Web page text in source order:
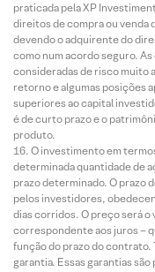
praticada pela XP
direitos de compra ou venda
devendo o adquirente do
como num acordo seguro.
consideradas de risco muito
retorno e algumas posições
superiores ao capital
é de curto prazo e o
produto.
O investimento em
determinada quantidade de
prazo determinado. O prazo
pelos investidores,
dias corridos. O preço será o
correspondente aos juros –
função do prazo do contrato.
garantia. Essas garantias